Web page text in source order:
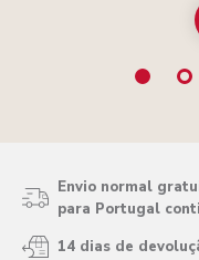
Envio normal
para Portugal
14 dias de